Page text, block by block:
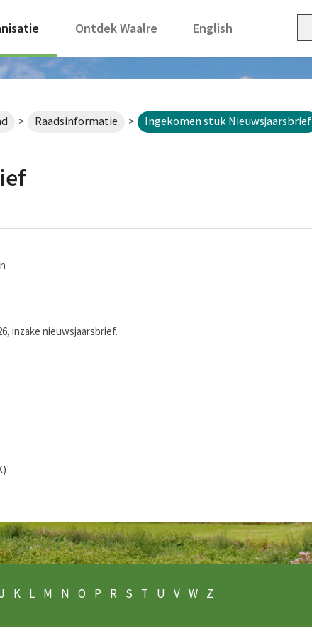
Ontdek Waalre English
> Raadsinformatie > Ingekomen stuk Nieuwsjaarsbrief
inzake nieuwsjaarsbrief.
J K L M N O P R S T U V W Z